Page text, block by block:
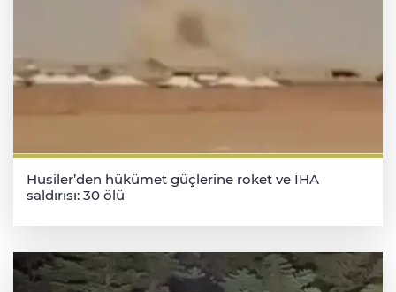
Husiler’den hükümet güçlerine roket ve İHA
saldırısı: 30 ölü